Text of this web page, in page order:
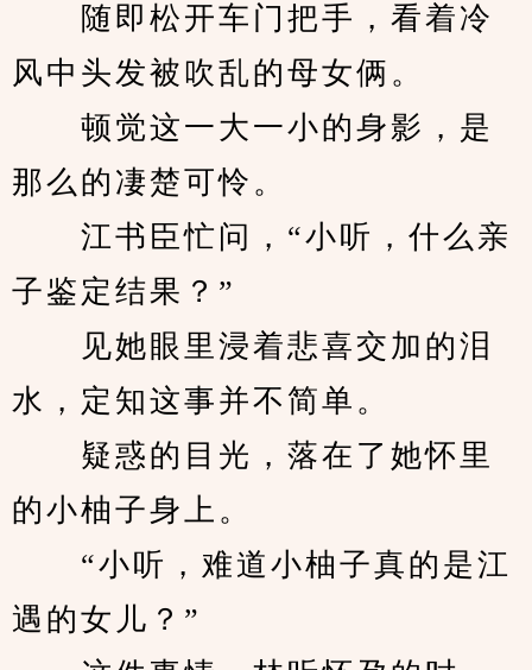
随即松开车门把手，看着冷
风中头发被吹乱的母女俩。
顿觉这一大一小的身影，是
那么的凄楚可怜。
江书臣忙问，“小听，什么亲
子鉴定结果？”
见她眼里浸着悲喜交加的泪
水，定知这事并不简单。
疑惑的目光，落在了她怀里
的小柚子身上。
“小听，难道小柚子真的是江
遇的女儿？”